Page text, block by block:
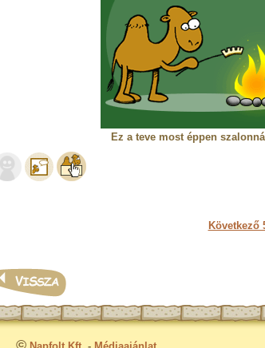
Ez a teve most éppen
Következő
©